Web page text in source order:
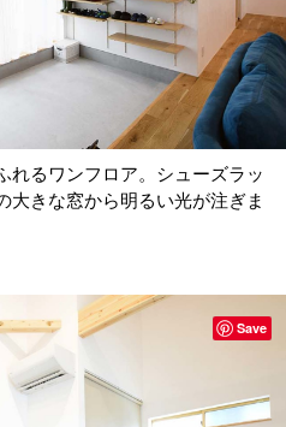
れるワンフロア。シューズラッ
大きな窓から明るい光が注ぎま
Save